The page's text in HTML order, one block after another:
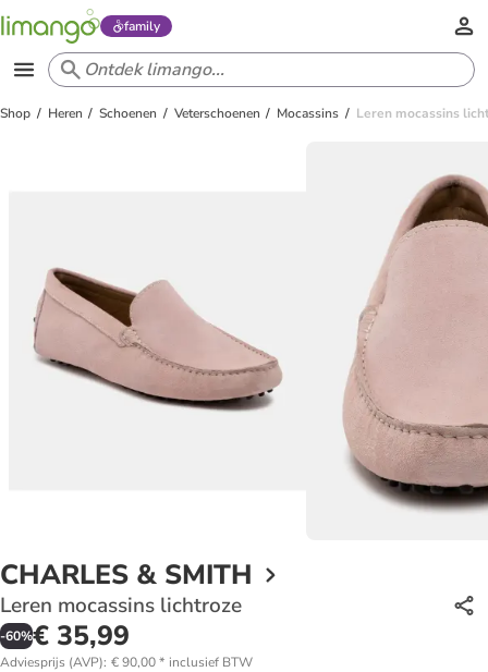
family
Shop Heren Schoenen Veterschoenen Mocassins Leren mocassins
CHARLES & SMITH
Leren mocassins lichtroze
-60%€ 35,99
Adviesprijs (AVP): € 90,00* inclusief BTW